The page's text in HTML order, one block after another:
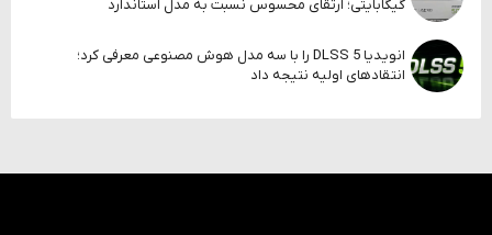
گیگابایتی؛ ارتقای محسوس نسبت به مدل استاندارد
انویدیا DLSS 5 را با سه مدل هوش مصنوعی معرفی کرد؛
انتقادهای اولیه نتیجه داد